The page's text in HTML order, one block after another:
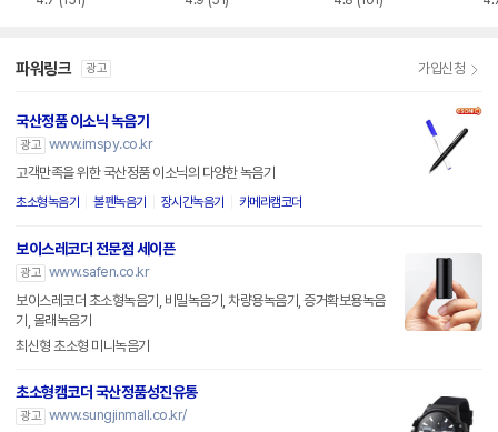
파워링크 광고 가입신청
국산정품 이소닉 녹음기
광고 www.imspy.co.kr
고객만족을 위한 국산정품 이소닉의 다양한 녹음기
초소형녹음기 볼펜녹음기 장시간녹음기 카메라캠코더
보이스레코더 전문점 세이픈
광고 www.safen.co.kr
보이스레코더 초소형녹음기, 비밀녹음기, 차량용녹음기, 증거확보용녹음
기, 몰래녹음기
최신형 초소형 미니녹음기
초소형캠코더 국산정품성진유통
광고 www.sungjinmall.co.kr/